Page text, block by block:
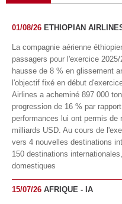
01/08/26 ETHIOPIAN
La compagnie aérienne
passagers pour l'exercice
hausse de 8 % en glissement
l'objectif fixé en début
Airlines a acheminé 897 000
progression de 16 % par
performances lui ont permis de
milliards USD. Au cours de
vers 4 nouvelles destinations
150 destinations
domestiques
15/07/26 AFRIQUE - IA